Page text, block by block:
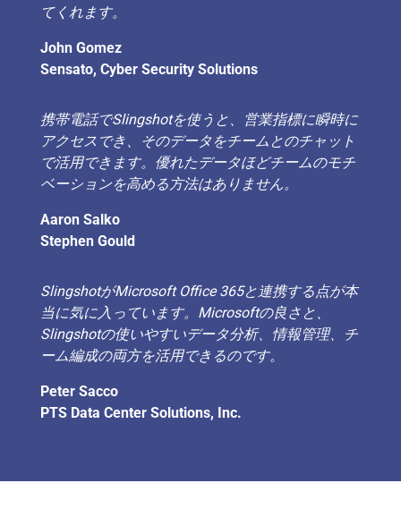
てくれます。
John Gomez
Sensato, Cyber Security Solutions
携帯電話でSlingshotを使うと、営業指標に瞬時に
アクセスでき、そのデータをチームとのチャット
で活用できます。優れたデータほどチームのモチ
ベーションを高める方法はありません。
Aaron Salko
Stephen Gould
SlingshotがMicrosoft Office 365と連携する点が本
当に気に入っています。Microsoftの良さと、
Slingshotの使いやすいデータ分析、情報管理、チ
ーム編成の両方を活用できるのです。
Peter Sacco
PTS Data Center Solutions, Inc.